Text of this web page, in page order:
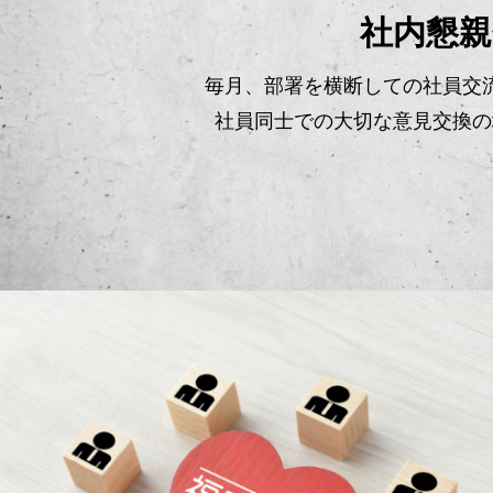
社内懇
毎月、部署を横断しての社員交
社員同士での大切な意見交換